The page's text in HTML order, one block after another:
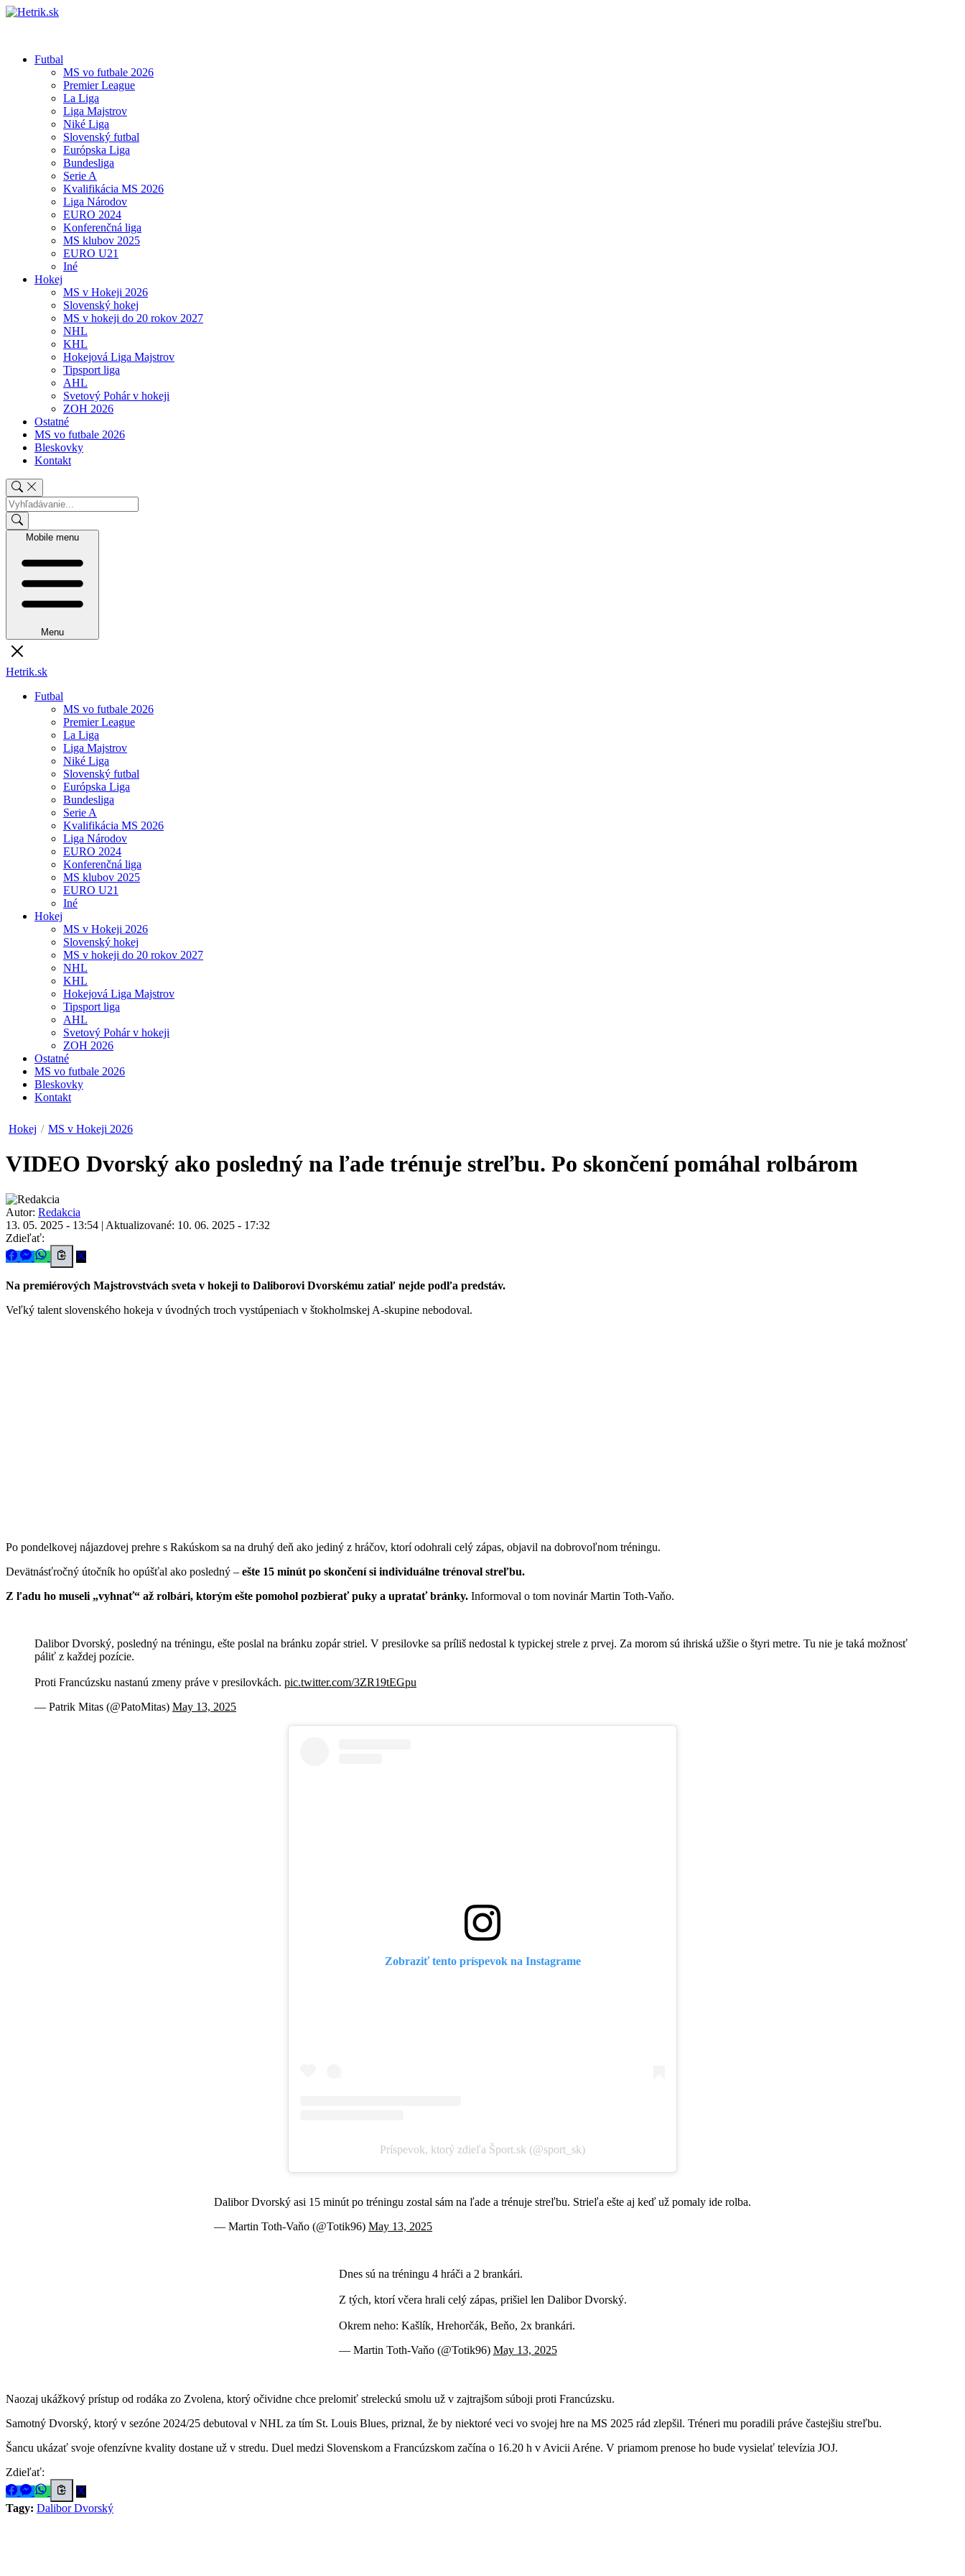
Futbal
MS vo futbale 2026
Premier League
La Liga
Liga Majstrov
Niké Liga
Slovenský futbal
Európska Liga
Bundesliga
Serie A
Kvalifikácia MS 2026
Liga Národov
EURO 2024
Konferenčná liga
MS klubov 2025
EURO U21
Iné
Hokej
MS v Hokeji 2026
Slovenský hokej
MS v hokeji do 20 rokov 2027
NHL
KHL
Hokejová Liga Majstrov
Tipsport liga
AHL
Svetový Pohár v hokeji
ZOH 2026
Ostatné
MS vo futbale 2026
Bleskovky
Kontakt
Mobile menu
Menu
Hetrik.sk
Futbal
MS vo futbale 2026
Premier League
La Liga
Liga Majstrov
Niké Liga
Slovenský futbal
Európska Liga
Bundesliga
Serie A
Kvalifikácia MS 2026
Liga Národov
EURO 2024
Konferenčná liga
MS klubov 2025
EURO U21
Iné
Hokej
MS v Hokeji 2026
Slovenský hokej
MS v hokeji do 20 rokov 2027
NHL
KHL
Hokejová Liga Majstrov
Tipsport liga
AHL
Svetový Pohár v hokeji
ZOH 2026
Ostatné
MS vo futbale 2026
Bleskovky
Kontakt
Hokej / MS v Hokeji 2026
VIDEO Dvorský ako posledný na ľade trénuje streľbu. Po skončení pomáhal rolbárom
Autor: Redakcia
13. 05. 2025 - 13:54 | Aktualizované: 10. 06. 2025 - 17:32
Zdieľať:
Na premiérových Majstrovstvách sveta v hokeji to Daliborovi Dvorskému zatiaľ nejde podľa predstáv.
Veľký talent slovenského hokeja v úvodných troch vystúpeniach v štokholmskej A-skupine nebodoval.
Po pondelkovej nájazdovej prehre s Rakúskom sa na druhý deň ako jediný z hráčov, ktorí odohrali celý zápas, objavil na dobrovoľnom tréningu.
Devätnásťročný útočník ho opúšťal ako posledný – ešte 15 minút po skončení si individuálne trénoval streľbu.
Z ľadu ho museli „vyhnať“ až rolbári, ktorým ešte pomohol pozbierať puky a upratať bránky. Informoval o tom novinár Martin Toth-Vaňo.
Dalibor Dvorský, posledný na tréningu, ešte poslal na bránku zopár striel. V presilovke sa príliš nedostal k typickej strele z prvej. Za morom sú ihriská užšie o štyri metre. Tu nie je taká možnosť
páliť z každej pozície.
Proti Francúzsku nastanú zmeny práve v presilovkách. pic.twitter.com/3ZR19tEGpu
— Patrik Mitas (@PatoMitas) May 13, 2025
Zobraziť tento príspevok na Instagrame
Príspevok, ktorý zdieľa Šport.sk (@sport_sk)
Dalibor Dvorský asi 15 minút po tréningu zostal sám na ľade a trénuje streľbu. Strieľa ešte aj keď už pomaly ide rolba.
— Martin Toth-Vaňo (@Totik96) May 13, 2025
Dnes sú na tréningu 4 hráči a 2 brankári.
Z tých, ktorí včera hrali celý zápas, prišiel len Dalibor Dvorský.
Okrem neho: Kašlík, Hrehorčák, Beňo, 2x brankári.
— Martin Toth-Vaňo (@Totik96) May 13, 2025
Naozaj ukážkový prístup od rodáka zo Zvolena, ktorý očividne chce prelomiť streleckú smolu už v zajtrajšom súboji proti Francúzsku.
Samotný Dvorský, ktorý v sezóne 2024/25 debutoval v NHL za tím St. Louis Blues, priznal, že by niektoré veci vo svojej hre na MS 2025 rád zlepšil. Tréneri mu poradili práve častejšiu streľbu.
Šancu ukázať svoje ofenzívne kvality dostane už v stredu. Duel medzi Slovenskom a Francúzskom začína o 16.20 h v Avicii Aréne. V priamom prenose ho bude vysielať televízia JOJ.
Zdieľať:
Tagy: Dalibor Dvorský